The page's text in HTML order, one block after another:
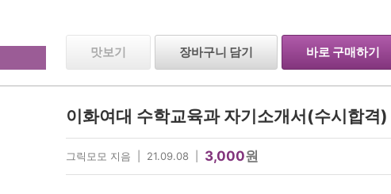
맛보기 장바구니 담기 바로 구매하기
이화여대 수학교육과 자기소개서(수시합격)
그릭모모 지음 | 21.09.08 | 3,000원